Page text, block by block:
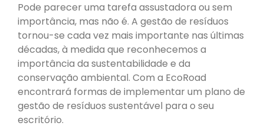
Pode parecer uma tarefa assustadora ou sem
importância, mas não é. A gestão de resíduos
tornou-se cada vez mais importante nas últimas
décadas, à medida que reconhecemos a
importância da sustentabilidade e da
conservação ambiental. Com a EcoRoad
encontrará formas de implementar um plano de
gestão de resíduos sustentável para o seu
escritório.